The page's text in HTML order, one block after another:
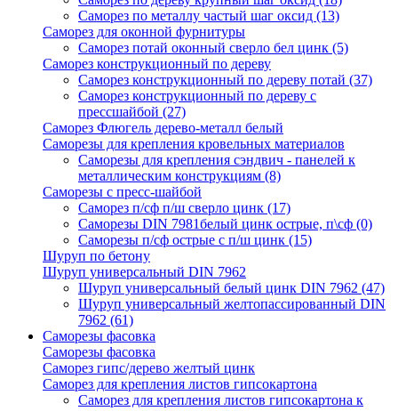
Саморез по металлу частый шаг оксид (13)
Саморез для оконной фурнитуры
Саморез потай оконный сверло бел цинк (5)
Саморез конструкционный по дереву
Саморез конструкционный по дереву потай (37)
Саморез конструкционный по дереву с
прессшайбой (27)
Саморез Флюгель дерево-металл белый
Саморезы для крепления кровельных материалов
Саморезы для крепления сэндвич - панелей к
металлическим конструкциям (8)
Саморезы с пресс-шайбой
Саморез п/сф п/ш сверло цинк (17)
Саморезы DIN 7981белый цинк острые, п\сф (0)
Саморезы п/сф острые с п/ш цинк (15)
Шуруп по бетону
Шуруп универсальный DIN 7962
Шуруп универсальный белый цинк DIN 7962 (47)
Шуруп универсальный желтопассированный DIN
7962 (61)
Саморезы фасовка
Саморезы фасовка
Саморез гипс/дерево желтый цинк
Саморез для крепления листов гипсокартона
Саморез для крепления листов гипсокартона к